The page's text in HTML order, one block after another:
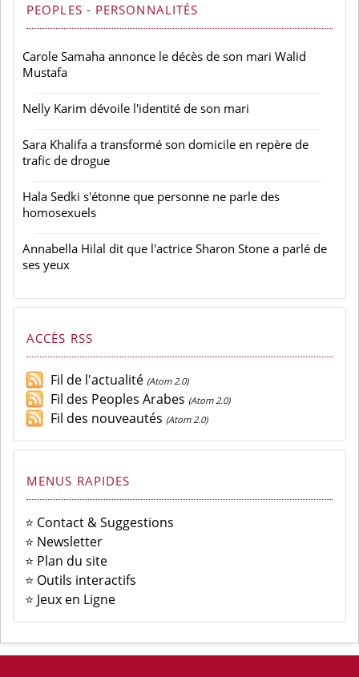
PEOPLES - PERSONNALITÉS
Carole Samaha annonce le décès de son mari Walid
Mustafa
Nelly Karim dévoile l'identité de son mari
Sara Khalifa a transformé son domicile en repère de
trafic de drogue
Hala Sedki s'étonne que personne ne parle des
homosexuels
Annabella Hilal dit que l'actrice Sharon Stone a parlé de
ses yeux
ACCÈS RSS
Fil de l'actualité (Atom 2.0)
Fil des Peoples Arabes (Atom 2.0)
Fil des nouveautés (Atom 2.0)
MENUS RAPIDES
⭐ Contact & Suggestions
⭐ Newsletter
⭐ Plan du site
⭐ Outils interactifs
⭐ Jeux en Ligne